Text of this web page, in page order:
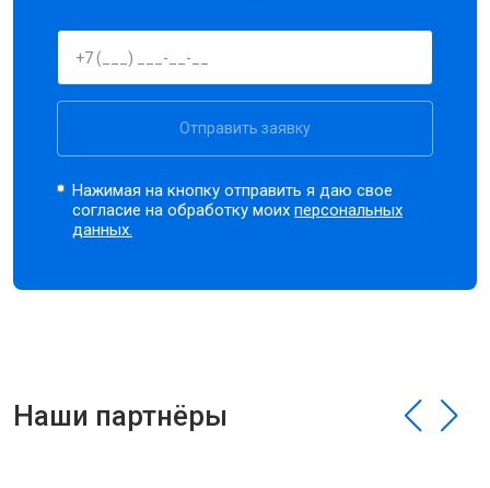
Отправить заявку
Нажимая на кнопку отправить я даю свое
согласие на обработку моихперсональных
данных.
Наши партнёры